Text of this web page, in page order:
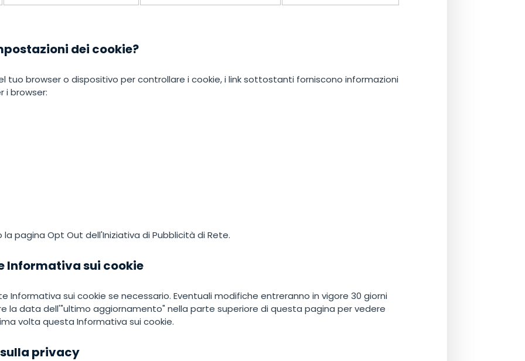
dei cookie?
tuo browser o dispositivo per controllare i cookie, i link sottostanti forniscono informazioni
i browser:
pagina Opt Out dell'Iniziativa di Pubblicità di Rete.
Informativa sui cookie
Informativa sui cookie se necessario. Eventuali modifiche entreranno in vigore 30 giorni
la data dell'"ultimo aggiornamento" nella parte superiore di questa pagina per vedere
volta questa Informativa sui cookie.
privacy